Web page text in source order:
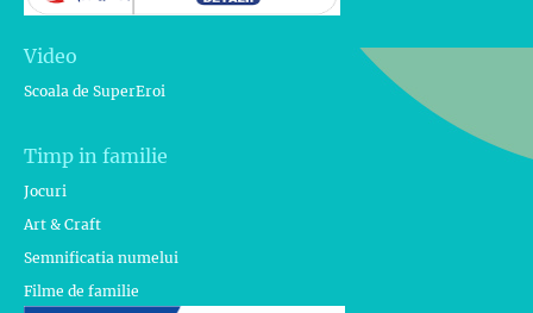
Video
Scoala de SuperEroi
Timp in familie
Jocuri
Art & Craft
Semnificatia numelui
Filme de familie